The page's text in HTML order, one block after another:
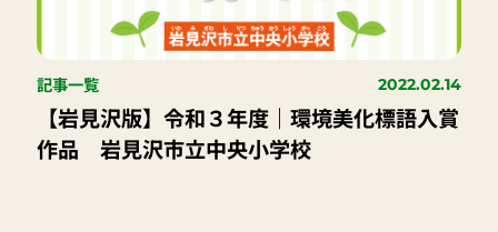
記事一覧 2022.02.14
【岩見沢版】令和３年度｜環境美化標語入賞
作品 岩見沢市立中央小学校